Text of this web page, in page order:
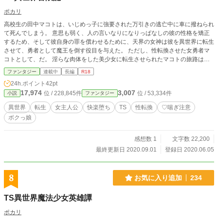
ポカリ
高校生の田中マコトは、いじめっ子に強要された万引きの逃亡中に車に撥ねられ
て死んでしまう。 意思も弱く、人の言いなりになりっぱなしの彼の性格を矯正
するため、そして彼自身の罪を償わせるために、天界の女神は彼を異世界に転生
させて、勇者として魔王を倒す役目を与えた。 ただし、性転換させた女勇者マ
コトとして、だ。 淫らな肉体をした美少女に転生させられたマコトの旅路は、
彼女を狙う男やモンスターたちからのセクハラといやらしい願望に塗れたものと
なる。 彼らの欲望に晒されるうち、マコトは体だけではなく心までも淫らに堕
ちていき……？
ファンタジー 連載中 長編 R18
24h.ポイント 42pt
小説 17,974 位 / 228,845件 ファンタジー 3,007 位 / 53,334件
異世界 転生 女主人公 快楽堕ち TS 性転換
♡喘ぎ注意
ボクっ娘
感想数 1
文字数 22,200
最終更新日 2020.09.01
登録日 2020.06.05
8 お気に入り追加 234
TS異世界魔法少女英雄譚
ポカリ